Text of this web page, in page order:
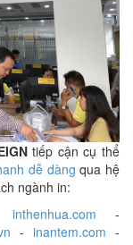
tiếp cận cụ thể
dễ dàng qua hệ
ngành in:
inthenhua.com -
- inantem.com -